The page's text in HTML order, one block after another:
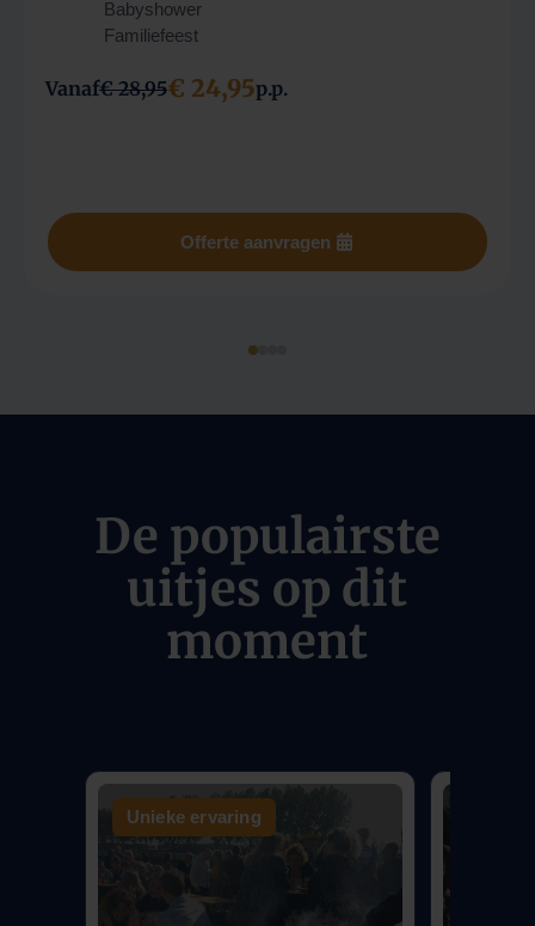
Babyshower
Familiefeest
Vanaf€ 28,95€ 24,95p.p.
Offerte aanvragen
De populairste
uitjes op dit
moment
Unieke ervaring